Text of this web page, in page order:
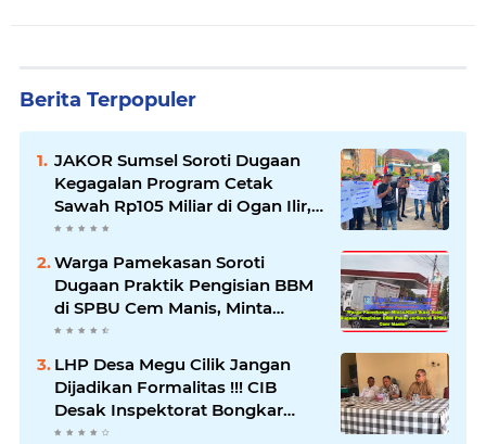
Berita Terpopuler
JAKOR Sumsel Soroti Dugaan
Kegagalan Program Cetak
Sawah Rp105 Miliar di Ogan Ilir,
Desak Kadis Pertanian Mundur
Warga Pamekasan Soroti
Dugaan Praktik Pengisian BBM
di SPBU Cem Manis, Minta
Klarifikasi dan Pengawasan
LHP Desa Megu Cilik Jangan
Dijadikan Formalitas !!! CIB
Desak Inspektorat Bongkar
Seluruh Fakta dan Hentikan